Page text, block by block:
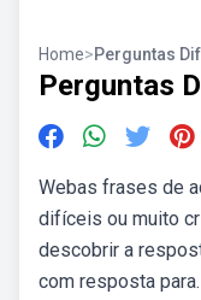
Home>Perguntas
Perguntas
Webas frases de
difíceis ou muito
descobrir a
com resposta